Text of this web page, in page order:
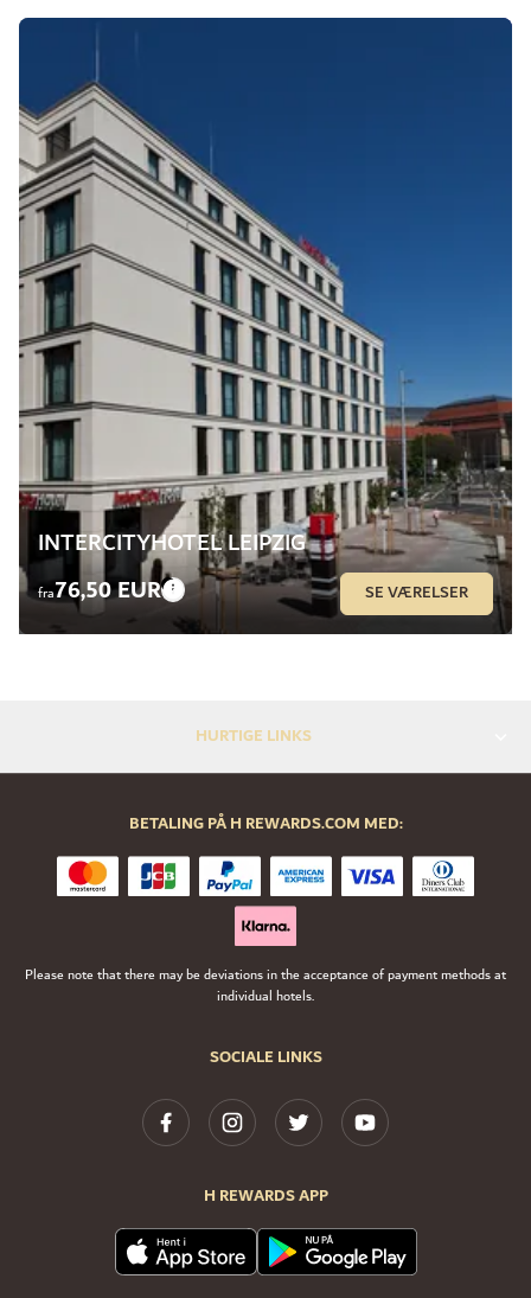
INTERCITYHOTEL LEIPZIG
fra76,50 EUR SE VÆRELSER
HURTIGE LINKS
SOCIALE LINKS
H REWARDS APP
BETALING PÅ H REWARDS.COM MED:
Please note that there may be deviations in the acceptance of payment methods at
individual hotels.